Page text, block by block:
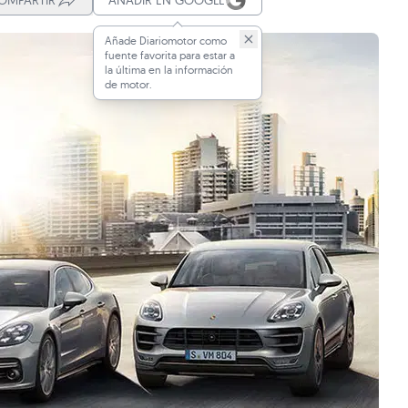
Añade Diariomotor como
fuente favorita para estar a
la última en la información
de motor.